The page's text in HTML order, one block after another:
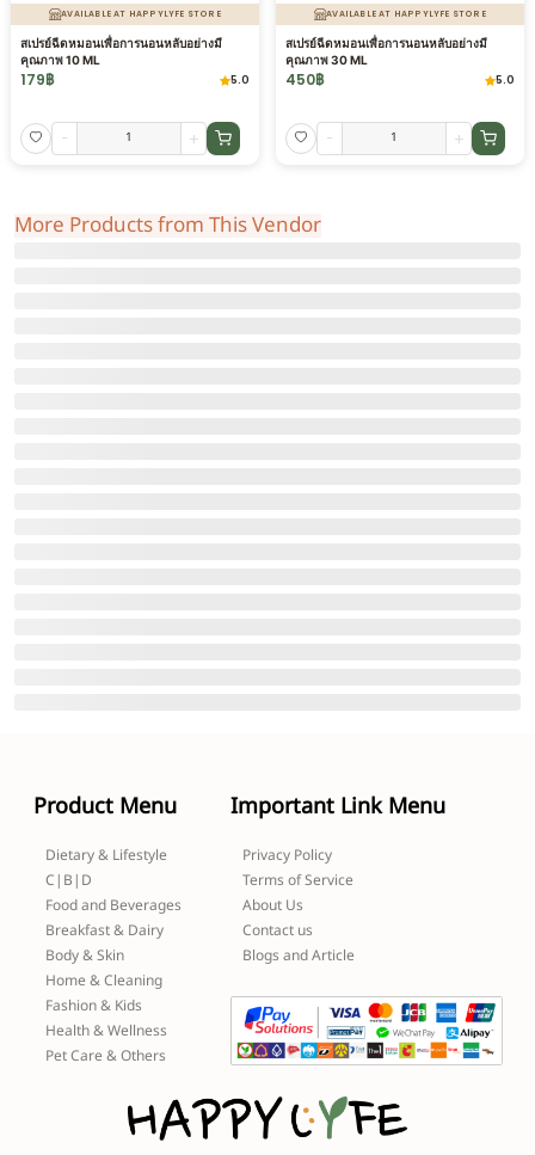
AVAILABLE AT HAPPYLYFE STORE
สเปรย์ฉีดหมอนเพื่อการนอนหลับอย่างมี
คุณภาพ 10 ML
179฿ 5.0
- +
AVAILABLE AT HAPPYLYFE STORE
สเปรย์ฉีดหมอนเพื่อการนอนหลับอย่างมี
คุณภาพ 30 ML
450฿ 5.0
- +
More Products from This Vendor
Product Menu
Dietary & Lifestyle
C|B|D
Food and Beverages
Breakfast & Dairy
Body & Skin
Home & Cleaning
Fashion & Kids
Health & Wellness
Pet Care & Others
Important Link Menu
Privacy Policy
Terms of Service
About Us
Contact us
Blogs and Article